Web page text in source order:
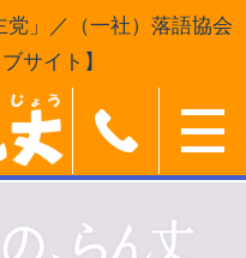
」／（一社）落語協会
サイト】